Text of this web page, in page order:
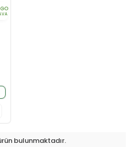
bulunmaktadır.